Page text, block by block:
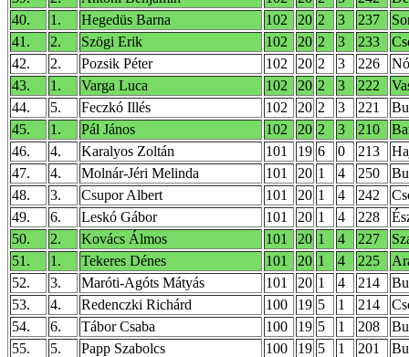
40.
1. Hegedüs Barna 102 20 2 3 237
41.
2. Szögi Erik 102 20 2 3 233
42.
2. Pozsik Péter 102 20 2 3 226
43.
1. Varga Luca 102 20 2 3 222
44.
5. Feczkó Illés 102 20 2 3 221
45.
1. Pál János 102 20 2 3 210
46.
4. Karalyos Zoltán 101 19 6 0 213
47.
4. Molnár-Jéri Melinda 101 20 1 4 250
48.
3. Csupor Albert 101 20 1 4 242
49.
6. Leskó Gábor 101 20 1 4 228
50.
2. Kovács Álmos 101 20 1 4 227
51.
1. Tekeres Dénes 101 20 1 4 225
52.
3. Maróti-Agóts Mátyás 101 20 1 4 214
53.
4. Redenczki Richárd 100 19 5 1 214
54.
6. Tábor Csaba 100 19 5 1 208
55.
5. Papp Szabolcs 100 19 5 1 201